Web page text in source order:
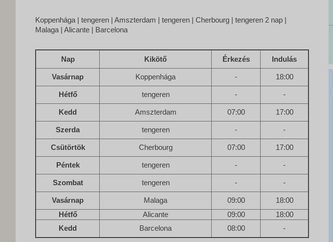
Koppenhága | tengeren | Amszterdam | tengeren | Cherbourg | tengeren 2 nap |
Malaga | Alicante | Barcelona
Nap Kikötő Érkezés Indulás
Vasárnap Koppenhága - 18:00
Hétfő tengeren - -
Kedd Amszterdam 07:00 17:00
Szerda tengeren - -
Csütörtök Cherbourg 07:00 17:00
Péntek tengeren - -
Szombat tengeren - -
Vasárnap Malaga 09:00
18:00
Hétfő
Alicante 09:00
18:00
Kedd
Barcelona 08:00 -